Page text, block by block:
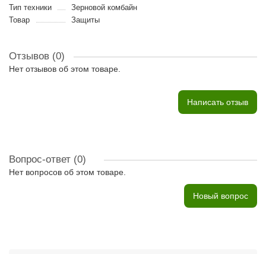
Тип техники
Зерновой комбайн
Товар
Защиты
Отзывов (0)
Нет отзывов об этом товаре.
Написать отзыв
Вопрос-ответ (0)
Нет вопросов об этом товаре.
Новый вопрос